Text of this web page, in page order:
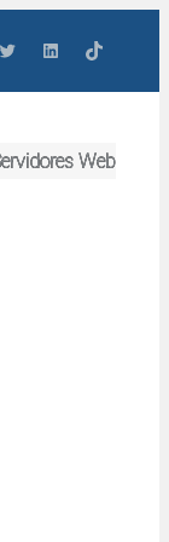
TwitterLinkedInTikTok
Web